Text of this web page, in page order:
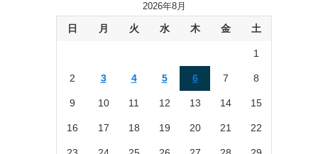
2026年8月
日 月 火 水 木 金 土
1
2 3 4 5 6 7 8
9 10 11 12 13 14 15
16 17 18 19 20 21 22